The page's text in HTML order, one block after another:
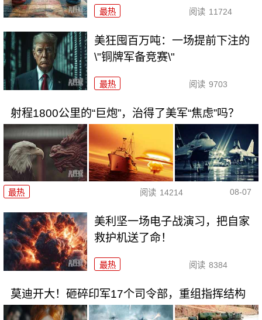
最热 阅读 11724
美狂囤百万吨：一场提前下注的
\"铜牌军备竞赛\"
最热 阅读 9703
射程1800公里的“巨炮”，治得了美军“焦虑”吗？
最热 阅读 14214 08-07
美利坚一场电子战演习，把自家
救护机送了命！
最热 阅读 8384
莫迪开大！砸碎印军17个司令部，重组指挥结构